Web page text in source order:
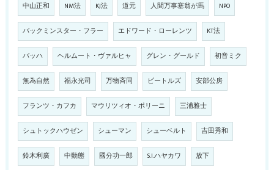
中山正和 NM法 KJ法 道元 人間万事塞翁が馬 NPO
バックミンスター・フラー エドワード・ローレンツ KT法
バッハ ヘルムート・ヴァルヒャ グレン・グールド 初音ミク
無為自然 福永光司 万物斉同 ビートルズ 安部公房
フランツ・カフカ マウリツィオ・ポリーニ 三浦雅士
シュトックハウゼン シューマン シューベルト 吉田秀和
鈴木利廣 中動態 國分功一郎 S.I.ハヤカワ 放下